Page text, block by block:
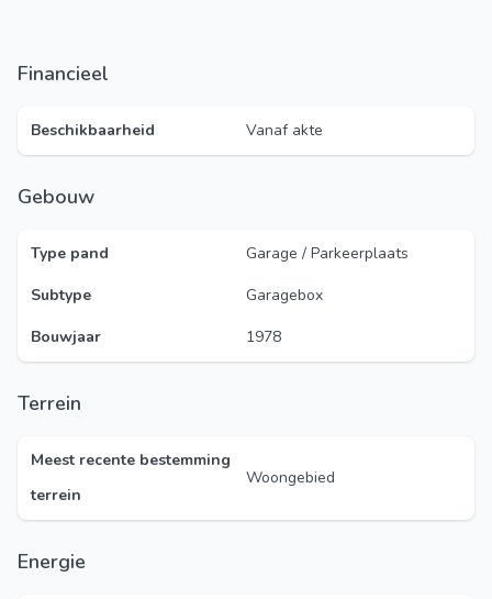
Financieel
Beschikbaarheid Vanaf akte
Gebouw
Type pand
Garage / Parkeerplaats
Subtype
Garagebox
Bouwjaar
1978
Terrein
Meest recente bestemming
terrein
Woongebied
Energie